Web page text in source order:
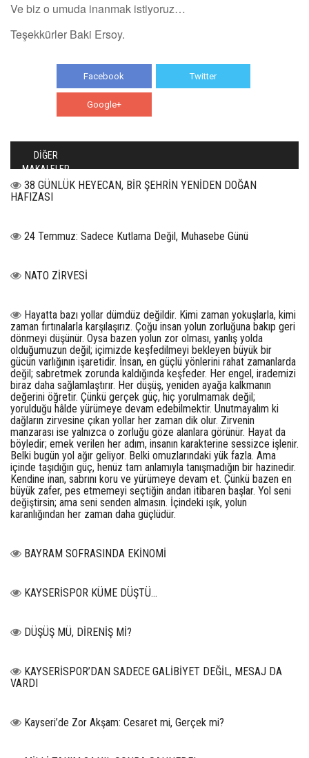
Ve biz o umuda inanmak istiyoruz…
Teşekkürler Baki Ersoy.
Facebook Twitter
Google+
DİĞER
MAKALELER
38 GÜNLÜK HEYECAN, BİR ŞEHRİN YENİDEN DOĞAN
HAFIZASI
24 Temmuz: Sadece Kutlama Değil, Muhasebe Günü
NATO ZİRVESİ
Hayatta bazı yollar dümdüz değildir. Kimi zaman yokuşlarla, kimi
zaman fırtınalarla karşılaşırız. Çoğu insan yolun zorluğuna bakıp geri
dönmeyi düşünür. Oysa bazen yolun zor olması, yanlış yolda
olduğumuzun değil; içimizde keşfedilmeyi bekleyen büyük bir
gücün varlığının işaretidir. İnsan, en güçlü yönlerini rahat zamanlarda
değil; sabretmek zorunda kaldığında keşfeder. Her engel, irademizi
biraz daha sağlamlaştırır. Her düşüş, yeniden ayağa kalkmanın
değerini öğretir. Çünkü gerçek güç, hiç yorulmamak değil;
yorulduğu hâlde yürümeye devam edebilmektir. Unutmayalım ki
dağların zirvesine çıkan yollar her zaman dik olur. Zirvenin
manzarası ise yalnızca o zorluğu göze alanlara görünür. Hayat da
böyledir; emek verilen her adım, insanın karakterine sessizce işlenir.
Belki bugün yol ağır geliyor. Belki omuzlarındaki yük fazla. Ama
içinde taşıdığın güç, henüz tam anlamıyla tanışmadığın bir hazinedir.
Kendine inan, sabrını koru ve yürümeye devam et. Çünkü bazen en
büyük zafer, pes etmemeyi seçtiğin andan itibaren başlar. Yol seni
değiştirsin; ama seni senden almasın. İçindeki ışık, yolun
karanlığından her zaman daha güçlüdür.
BAYRAM SOFRASINDA EKİNOMİ
KAYSERİSPOR KÜME DÜŞTÜ…
DÜŞÜŞ MÜ, DİRENİŞ Mİ?
KAYSERİSPOR’DAN SADECE GALİBİYET DEĞİL, MESAJ DA
VARDI
Kayseri’de Zor Akşam: Cesaret mi, Gerçek mi?